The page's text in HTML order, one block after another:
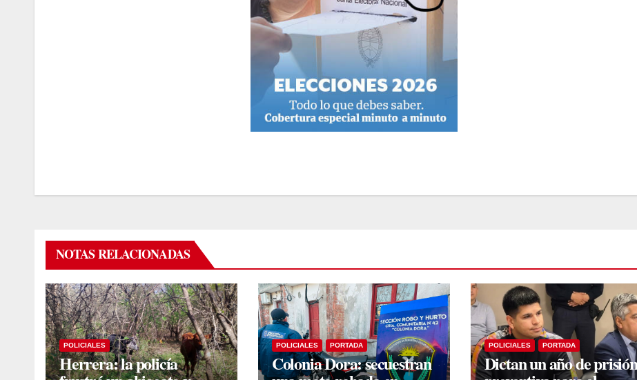
NOTAS RELACIONADAS
POLICIALES
Herrera: la policía
POLICIALES PORTADA
Colonia Dora: secuestran
POLICIALES PORTADA
Dictan un año de prisión